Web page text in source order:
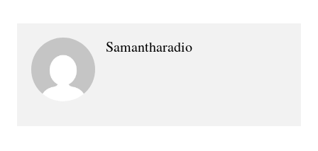
Samantharadio